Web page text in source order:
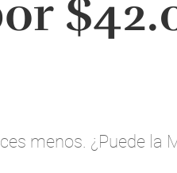
menos. ¿Puede la